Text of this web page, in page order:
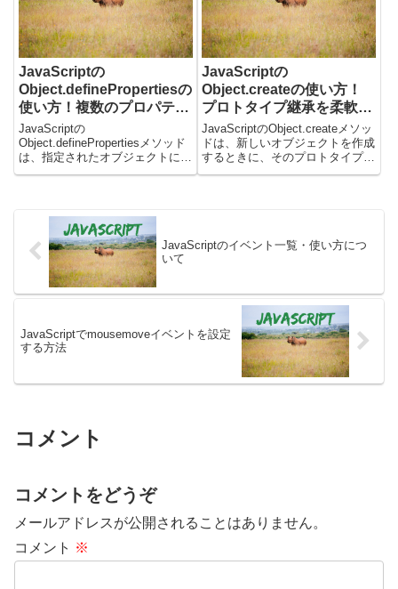
JavaScriptの
Object.definePropertiesの
使い方！複数のプロパティ
を定義する
JavaScriptの
Object.definePropertiesメソッド
は、指定されたオブジェクトに複
数の新しいプロパティを直接追加
ます。これは、プロパティの値だ
けでなく、その...
JavaScriptの
Object.createの使い方！
プロトタイプ継承を柔軟に
制御する
JavaScriptのObject.createメソッ
ドは、新しいオブジェクトを作成
するときに、そのプロトタイプオ
ブジェクトを指定するために使用
JavaScriptのイベント一覧・使い方につ
いて
JavaScriptでmousemoveイベントを設定
する方法
コメント
コメントをどうぞ
メールアドレスが公開されることはありません。
コメント ※